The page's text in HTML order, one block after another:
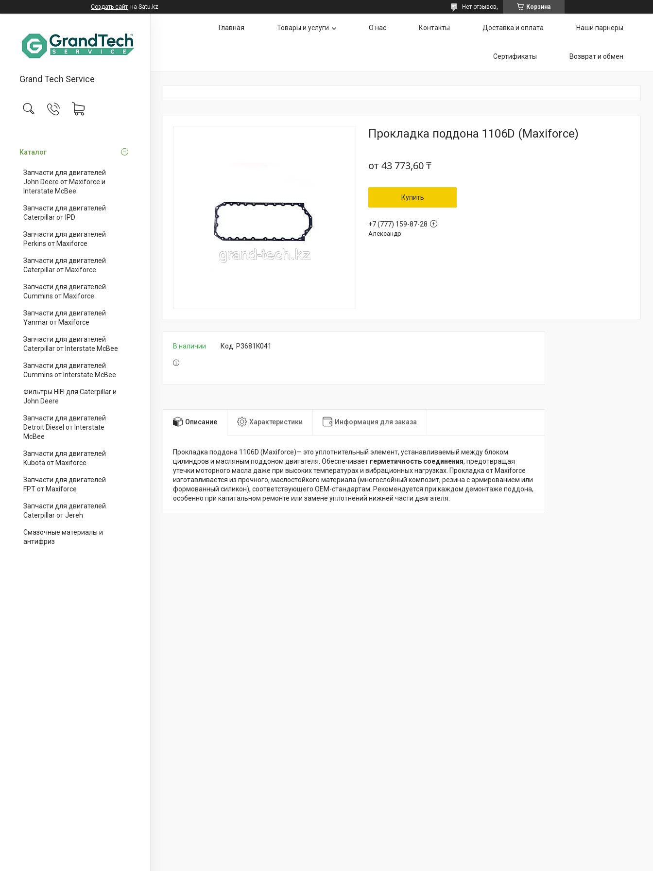
Создать сайт на Satu.kz Корзина
Нет отзывов,
Grand Tech Service
Каталог
Запчасти для двигателей
John Deere от Maxiforce и
Interstate McBee
Запчасти для двигателей
Caterpillar от IPD
Запчасти для двигателей
Perkins от Maxiforce
Запчасти для двигателей
Caterpillar от Maxiforce
Запчасти для двигателей
Cummins от Maxiforce
Запчасти для двигателей
Yanmar от Maxiforce
Запчасти для двигателей
Caterpillar от Interstate McBee
Запчасти для двигателей
Cummins от Interstate McBee
Фильтры HIFI для Caterpillar и
John Deere
Запчасти для двигателей
Detroit Diesel от Interstate
McBee
Запчасти для двигателей
Kubota от Maxiforce
Запчасти для двигателей
FPT от Maxiforce
Запчасти для двигателей
Caterpillar от Jereh
Смазочные материалы и
антифриз
Главная Товары и услуги О нас Контакты Доставка и оплата Наши парнеры
Сертификаты Возврат и обмен
Прокладка поддона 1106D (Maxiforce)
от 43 773,60 ₸
Купить
+7 (777) 159-87-28
Александр
В наличии Код: P3681K041
Описание Характеристики Информация для заказа
Прокладка поддона 1106D (Maxiforce)— это уплотнительный элемент, устанавливаемый между блоком
цилиндров и масляным поддоном двигателя. Обеспечивает герметичность соединения, предотвращая
утечки моторного масла даже при высоких температурах и вибрационных нагрузках. Прокладка от Maxiforce
изготавливается из прочного, маслостойкого материала (многослойный композит, резина с армированием или
формованный силикон), соответствующего OEM-стандартам. Рекомендуется при каждом демонтаже поддона,
особенно при капитальном ремонте или замене уплотнений нижней части двигателя.